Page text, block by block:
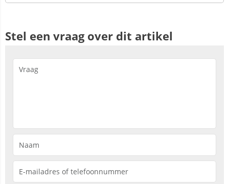
Stel een vraag over dit artikel